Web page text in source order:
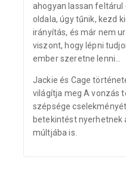
ahogyan lassan
oldala, úgy tűnik, kezd
irányítás, és már nem
viszont, hogy lépni
ember szeretne lenni…
Jackie és Cage
világítja meg A vonzás
szépsége
betekintést nyerhetnek
múltjába is.